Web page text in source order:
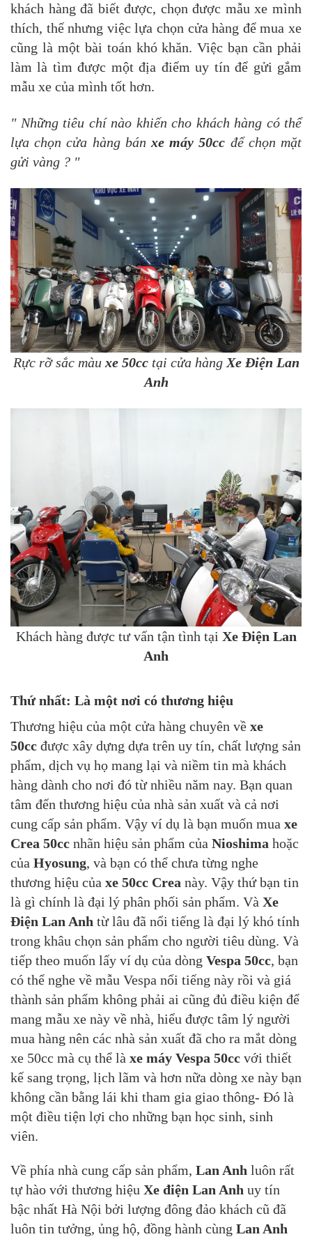
khách hàng đã biết được, chọn được mẫu xe mình
thích, thế nhưng việc lựa chọn cửa hàng để mua xe
cũng là một bài toán khó khăn. Việc bạn cần phải
làm là tìm được một địa điểm uy tín để gửi gắm
mẫu xe của mình tốt hơn.
" Những tiêu chí nào khiến cho khách hàng có thể
lựa chọn cửa hàng bánxe máy 50cc để chọn mặt
gửi vàng ? "
Rực rỡ sắc màu xe 50cctại cửa hàng Xe Điện Lan
Anh
Khách hàng được tư vấn tận tình tại Xe Điện Lan
Anh
Thứ nhất: Là một nơi có thương hiệu
Thương hiệu của một cửa hàng chuyên về xe
50cc được xây dựng dựa trên uy tín, chất lượng sản
phẩm, dịch vụ họ mang lại và niềm tin mà khách
hàng dành cho nơi đó từ nhiều năm nay. Bạn quan
tâm đến thương hiệu của nhà sản xuất và cả nơi
cung cấp sản phẩm. Vậy ví dụ là bạn muốn mua xe
Crea 50cc nhãn hiệu sản phẩm của Nioshima hoặc
của Hyosung, và bạn có thể chưa từng nghe
thương hiệu của xe 50cc Crea này. Vậy thứ bạn tin
là gì chính là đại lý phân phối sản phẩm. Và Xe
Điện Lan Anh từ lâu đã nổi tiếng là đại lý khó tính
trong khâu chọn sản phẩm cho người tiêu dùng. Và
tiếp theo muốn lấy ví dụ của dòng Vespa 50cc, bạn
có thể nghe về mẫu Vespa nổi tiếng này rồi và giá
thành sản phẩm không phải ai cũng đủ điều kiện để
mang mẫu xe này về nhà, hiểu được tâm lý người
mua hàng nên các nhà sản xuất đã cho ra mắt dòng
xe 50cc mà cụ thể là xe máy Vespa 50cc với thiết
kế sang trọng, lịch lãm và hơn nữa dòng xe này bạn
không cần bằng lái khi tham gia giao thông- Đó là
một điều tiện lợi cho những bạn học sinh, sinh
viên.
Về phía nhà cung cấp sản phẩm, Lan Anh luôn rất
tự hào với thương hiệu Xe điện Lan Anh uy tín
bậc nhất Hà Nội bởi lượng đông đảo khách cũ đã
luôn tin tưởng, ủng hộ, đồng hành cùng Lan Anh